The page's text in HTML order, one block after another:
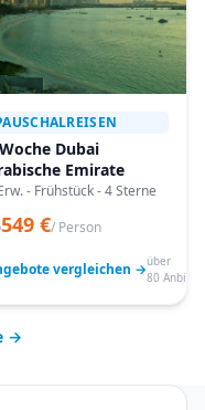
Dubai
Emirate
- Frühstück - 4 Sterne
549 €/ Person
vergleichen →über
80
→